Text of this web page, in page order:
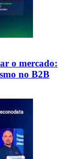
o mercado:
no B2B